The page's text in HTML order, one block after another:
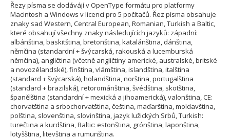
Řezy písma se dodávájí v OpenType formátu pro platformy
Macintosh a Windows v licenci pro 5 počítačů. Řez písma obsahuje
znaky sad Western, Central European, Romanian, Turkish a Baltic,
které obsahují všechny znaky následujících jazyků: západní:
albánština, baskitština, bretonština, katalánština, dánština,
němčina (standardní + švýcarská, rakouská a lucemburská
němčina), angličtina (včetně angličtiny americké, australské, britské
a novozélandské), finština, vlámština, islandština, italština
(standard + švýcarská), holandština, norština, portugalština
(standard + brazilská), retorománština, švédština, skotština,
španělština (standardní + mexická a jihoamerická), valonština, CE:
chorvatština a srbochorvatština, čeština, maďarština, moldavština,
polština, slovenština, slovinština, jazyk lužických Srbů, Turkish:
turečtina a kurdština, Baltic: estonština, grónština, laponština,
lotyšština, litevština a rumunština.